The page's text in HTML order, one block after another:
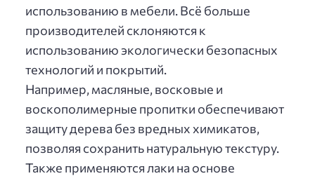
использованию в мебели. Всё больше
производителей склоняются к
использованию экологически безопасных
технологий и покрытий.
Например, масляные, восковые и
воскополимерные пропитки обеспечивают
защиту дерева без вредных химикатов,
позволяя сохранить натуральную текстуру.
Также применяются лаки на основе